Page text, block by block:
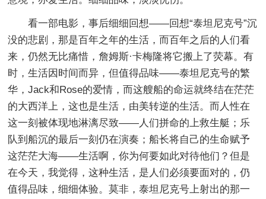
看一部电影，事后细细回想——回想“泰坦尼克号”沉
没的悲剧，那是百年之年的生活，而百年之后的人们看
来，仍然无比痛惜，詹姆斯·卡梅隆将它搬上了荧幕。有
时，生活因时间而异，但值得品味——泰坦尼克号的繁
华，Jack和Rose的爱情，而这艘船的命运就终结在茫茫
的大西洋上，这也是生活，由美转逆的生活。而人性在
这一刻被体现地淋漓尽致——人们拼命的上救生艇；乐
队到船沉的最后一刻仍在演奏；船长将自己的生命赋予
这茫茫大海——生活啊，你为何要如此对待他们？但是
在今天，我觉得，这种生活，是人们必须要面对的，仍
值得品味，细细体验。莫非，泰坦尼克号上射出的那一